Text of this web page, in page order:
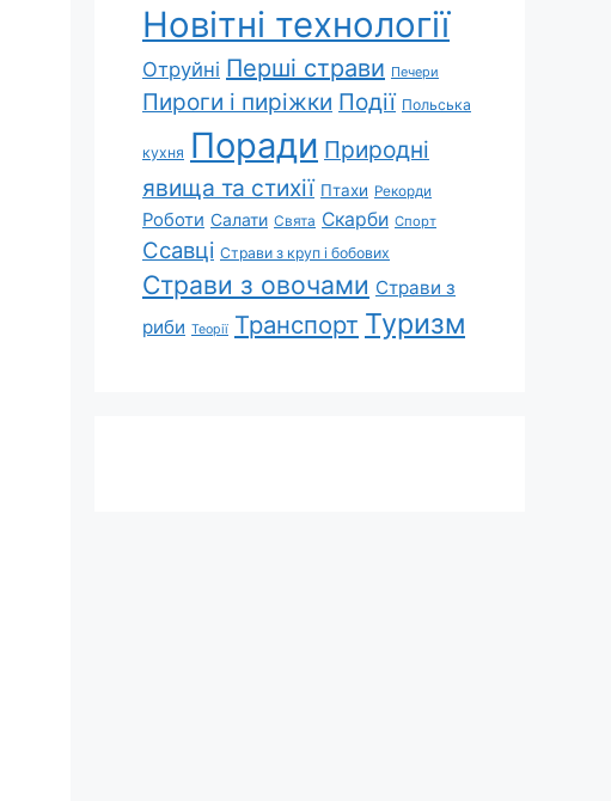
Новітні технології
Отруйні Перші страви Печери
Пироги і пиріжки Події Польська
кухня Поради Природні
явища та стихії Птахи Рекорди
Роботи Салати Свята Скарби Спорт
Ссавці Страви з круп і бобових
Страви з овочами Страви з
риби Теорії Транспорт Туризм